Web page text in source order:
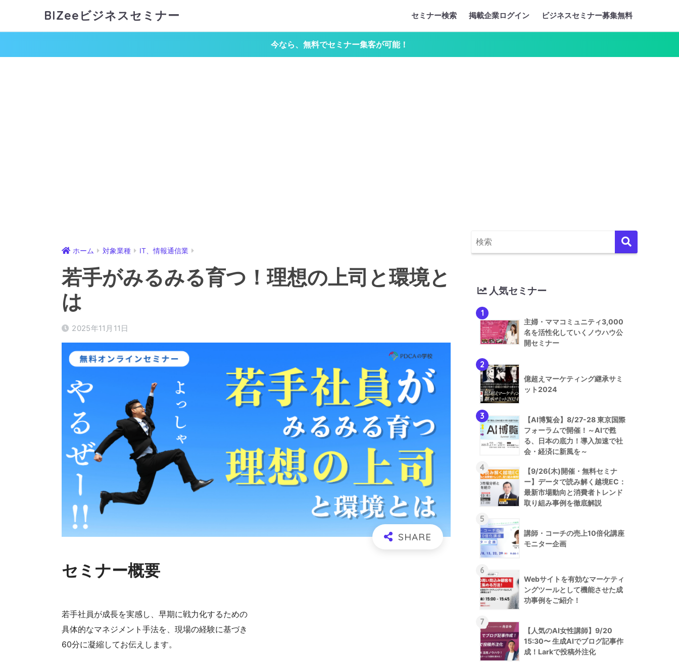
BIZeeビジネスセミナー セミナー検索 掲載企業ログイン ビジネスセミナー募集無料
今なら、無料でセミナー集客が可能！
ホーム 対象業種 IT、情報通信業
若手がみるみる育つ！理想の上司と環境と
は
2025年11月11日
セミナー概要
若手社員が成長を実感し、早期に戦力化するための
具体的なマネジメント手法を、現場の経験に基づき
60分に凝縮してお伝えします。
人気セミナー
1
主婦・ママコミュニティ3,000
名を活性化していくノウハウ公
開セミナー
2
億超えマーケティング継承サミ
ット2024
3
【AI博覧会】8/27-28 東京国際
フォーラムで開催！～AIで甦
る、日本の底力！導入加速で社
会・経済に新風を～
4
【9/26(木)開催・無料セミナ
ー】データで読み解く越境EC：
最新市場動向と消費者トレンド
取り組み事例を徹底解説
5
講師・コーチの売上10倍化講座
モニター企画
6
Webサイトを有効なマーケティ
ングツールとして機能させた成
功事例をご紹介！
7
【人気のAI女性講師】9/20
15:30〜 生成AIでブログ記事作
成！Larkで投稿外注化